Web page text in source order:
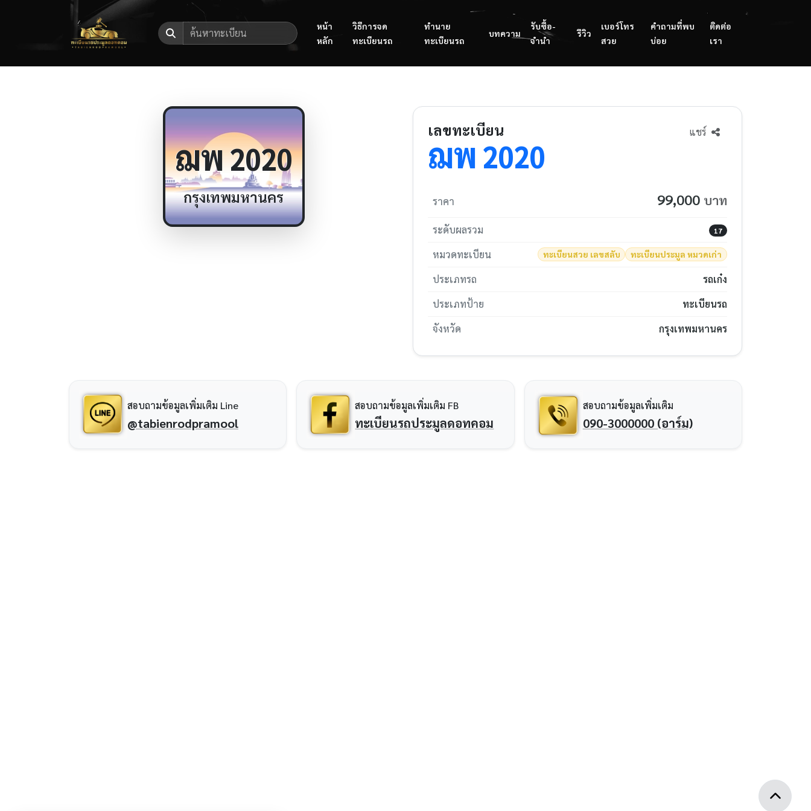
หน้า
หลัก
วิธีการจด
ทะเบียนรถ
ทำนาย
ทะเบียนรถ
บทความ
รับซื้อ-
จำนำ
รีวิว
เบอร์โทร
สวย
คำถามที่พบ
บ่อย
ติดต่อ
เรา
ฌพ2020
กรุงเทพมหานคร
เลขทะเบียน
ฌพ2020
แชร์
ราคา 99,000 บาท
ระดับผลรวม 17
หมวดทะเบียน ทะเบียนสวย เลขสลับ ทะเบียนประมูล หมวดเก่า
ประเภทรถ
รถเก๋ง
ประเภทป้าย
ทะเบียนรถ
จังหวัด
กรุงเทพมหานคร
สอบถามข้อมูลเพิ่มเติม Line
@tabienrodpramool
สอบถามข้อมูลเพิ่มเติม FB
ทะเบียนรถประมูลดอทคอม
สอบถามข้อมูลเพิ่มเติม
090-3000000 (อาร์ม)